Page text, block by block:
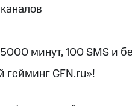
минут, 100 SMS и
гейминг GFN.ru»!